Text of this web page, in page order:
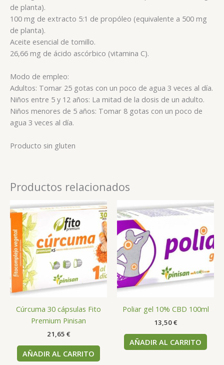
de planta).
100 mg de extracto 5:1 de propóleo (equivalente a 500 mg
de planta).
Aceite esencial de tomillo.
26,66 mg de ácido ascórbico (vitamina C).
Modo de empleo:
Adultos: Tomar 25 gotas con un poco de agua 3 veces al día.
Niños entre 5 y 12 años: La mitad de la dosis de un adulto.
Niños menores de 5 años: Tomar 8 gotas con un poco de
agua 3 veces al día.
Producto sin gluten
Productos relacionados
Cúrcuma 30 cápsulas Fito
Premium Pinisan
21,65 €
AÑADIR AL CARRITO
Poliar gel 10% CBD 100ml
13,50€
AÑADIR AL CARRITO